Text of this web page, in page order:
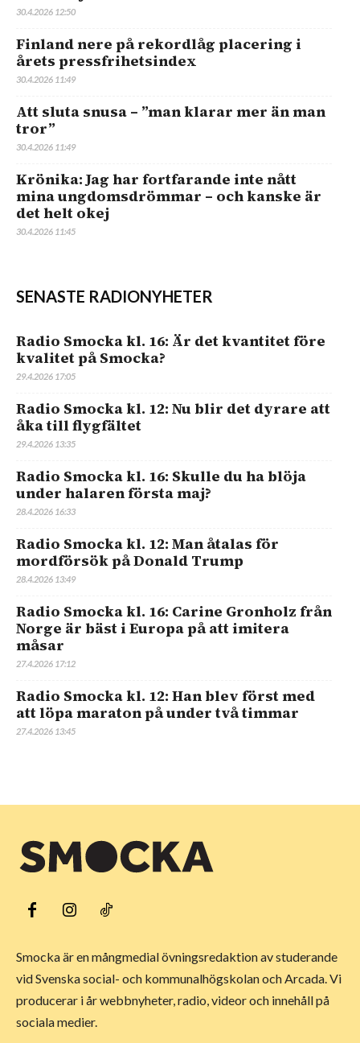
30.4.2026 12:50
Finland nere på rekordlåg placering i
årets pressfrihetsindex
30.4.2026 11:49
Att sluta snusa – ”man klarar mer än man
tror”
30.4.2026 11:49
Krönika: Jag har fortfarande inte nått
mina ungdomsdrömmar – och kanske är
det helt okej
30.4.2026 11:45
SENASTE RADIONYHETER
Radio Smocka kl. 16: Är det kvantitet före
kvalitet på Smocka?
29.4.2026 17:05
Radio Smocka kl. 12: Nu blir det dyrare att
åka till flygfältet
29.4.2026 13:35
Radio Smocka kl. 16: Skulle du ha blöja
under halaren första maj?
28.4.2026 16:33
Radio Smocka kl. 12: Man åtalas för
mordförsök på Donald Trump
28.4.2026 13:49
Radio Smocka kl. 16: Carine Gronholz från
Norge är bäst i Europa på att imitera
måsar
27.4.2026 17:12
Radio Smocka kl. 12: Han blev först med
att löpa maraton på under två timmar
27.4.2026 13:45
Smocka är en mångmedial övningsredaktion av studerande
vid Svenska social- och kommunalhögskolan och Arcada. Vi
producerar i år webbnyheter, radio, videor och innehåll på
sociala medier.